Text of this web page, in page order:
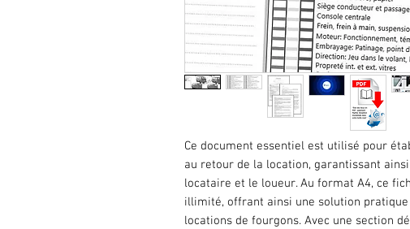
Ce document essentiel est utilisé pour
au retour de la location, garantissant
locataire et le loueur. Au format A4, ce
illimité, offrant ainsi une solution
locations de fourgons. Avec une section